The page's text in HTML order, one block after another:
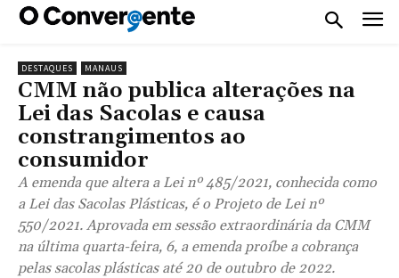
DESTAQUES MANAUS
CMM não publica alterações na
Lei das Sacolas e causa
constrangimentos ao
consumidor
A emenda que altera a Lei nº 485/2021, conhecida como
a Lei das Sacolas Plásticas, é o Projeto de Lei nº
550/2021. Aprovada em sessão extraordinária da CMM
na última quarta-feira, 6, a emenda proíbe a cobrança
pelas sacolas plásticas até 20 de outubro de 2022.